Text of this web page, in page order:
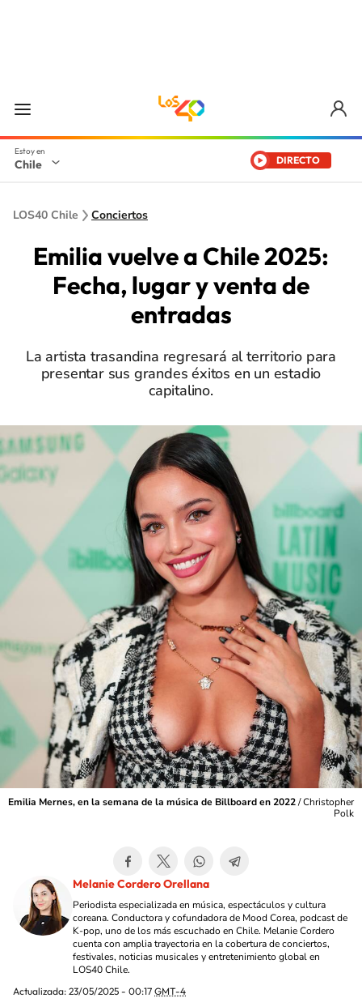
Chile DIRECTO
LOS40 Chile Conciertos
Emilia vuelve a Chile 2025:
Fecha, lugar y venta de
entradas
La artista trasandina regresará al territorio para
presentar sus grandes éxitos en un estadio
capitalino.
Emilia Mernes, en la semana de la música de Billboard en 2022/Christopher
Polk
Melanie Cordero Orellana
Periodista especializada en música, espectáculos y cultura
coreana. Conductora y cofundadora de Mood Corea, podcast de
K-pop, uno de los más escuchado en Chile. Melanie Cordero
cuenta con amplia trayectoria en la cobertura de conciertos,
festivales, noticias musicales y entretenimiento global en
LOS40 Chile.
Actualizada: 23/05/2025 - 00:17 GMT-4